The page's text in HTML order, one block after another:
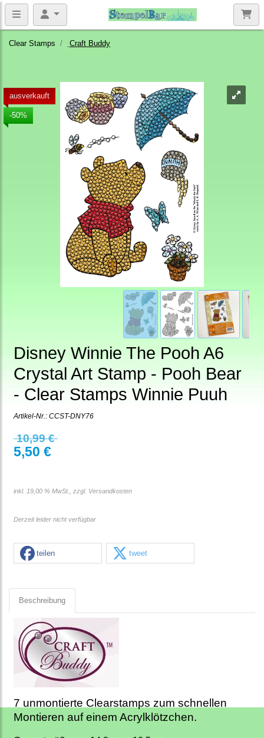
Clear Stamps Craft Buddy
ausverkauft
-50%
Disney Winnie The Pooh A6
Crystal Art Stamp - Pooh Bear
- Clear Stamps Winnie Puuh
Artikel-Nr.: CCST-DNY76
10,99 €
5,50 €
inkl. 19,00 % MwSt., zzgl. Versandkosten
Derzeit leider nicht verfügbar
teilen tweet
Beschreibung
7 unmontierte Clearstamps zum schnellen
Montieren auf einem Acrylklötzchen.